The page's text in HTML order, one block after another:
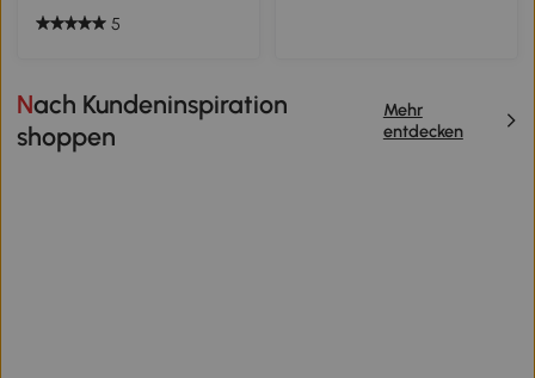
5
Nach Kundeninspiration
shoppen
Mehr
entdecken